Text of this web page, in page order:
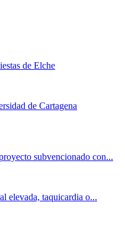
de Elche
de Cartagena
subvencionado con...
elevada, taquicardia o...